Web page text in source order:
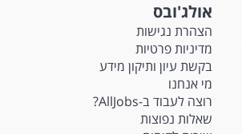
אולג'ובס
הצהרת נגישות
מדיניות פרטיות
בקשת עיון ותיקון מידע
מי אנחנו
רוצה לעבוד ב-AllJobs?
שאלות נפוצות